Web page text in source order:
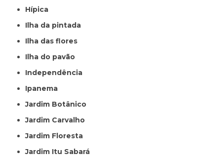
Hípica
Ilha da pintada
Ilha das flores
Ilha do pavão
Independência
Ipanema
Jardim Botânico
Jardim Carvalho
Jardim Floresta
Jardim Itu Sabará